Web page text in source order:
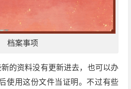
档案事项
的资料没有更新进去，也可以办
使用这份文件当证明。不过有些